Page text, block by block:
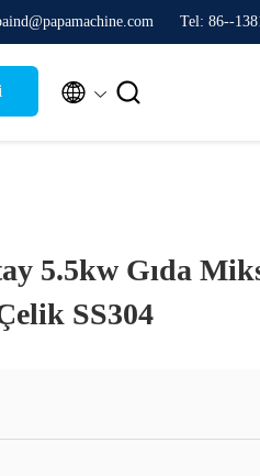
Tel: 86--
 
5.5kw Gıda
SS304